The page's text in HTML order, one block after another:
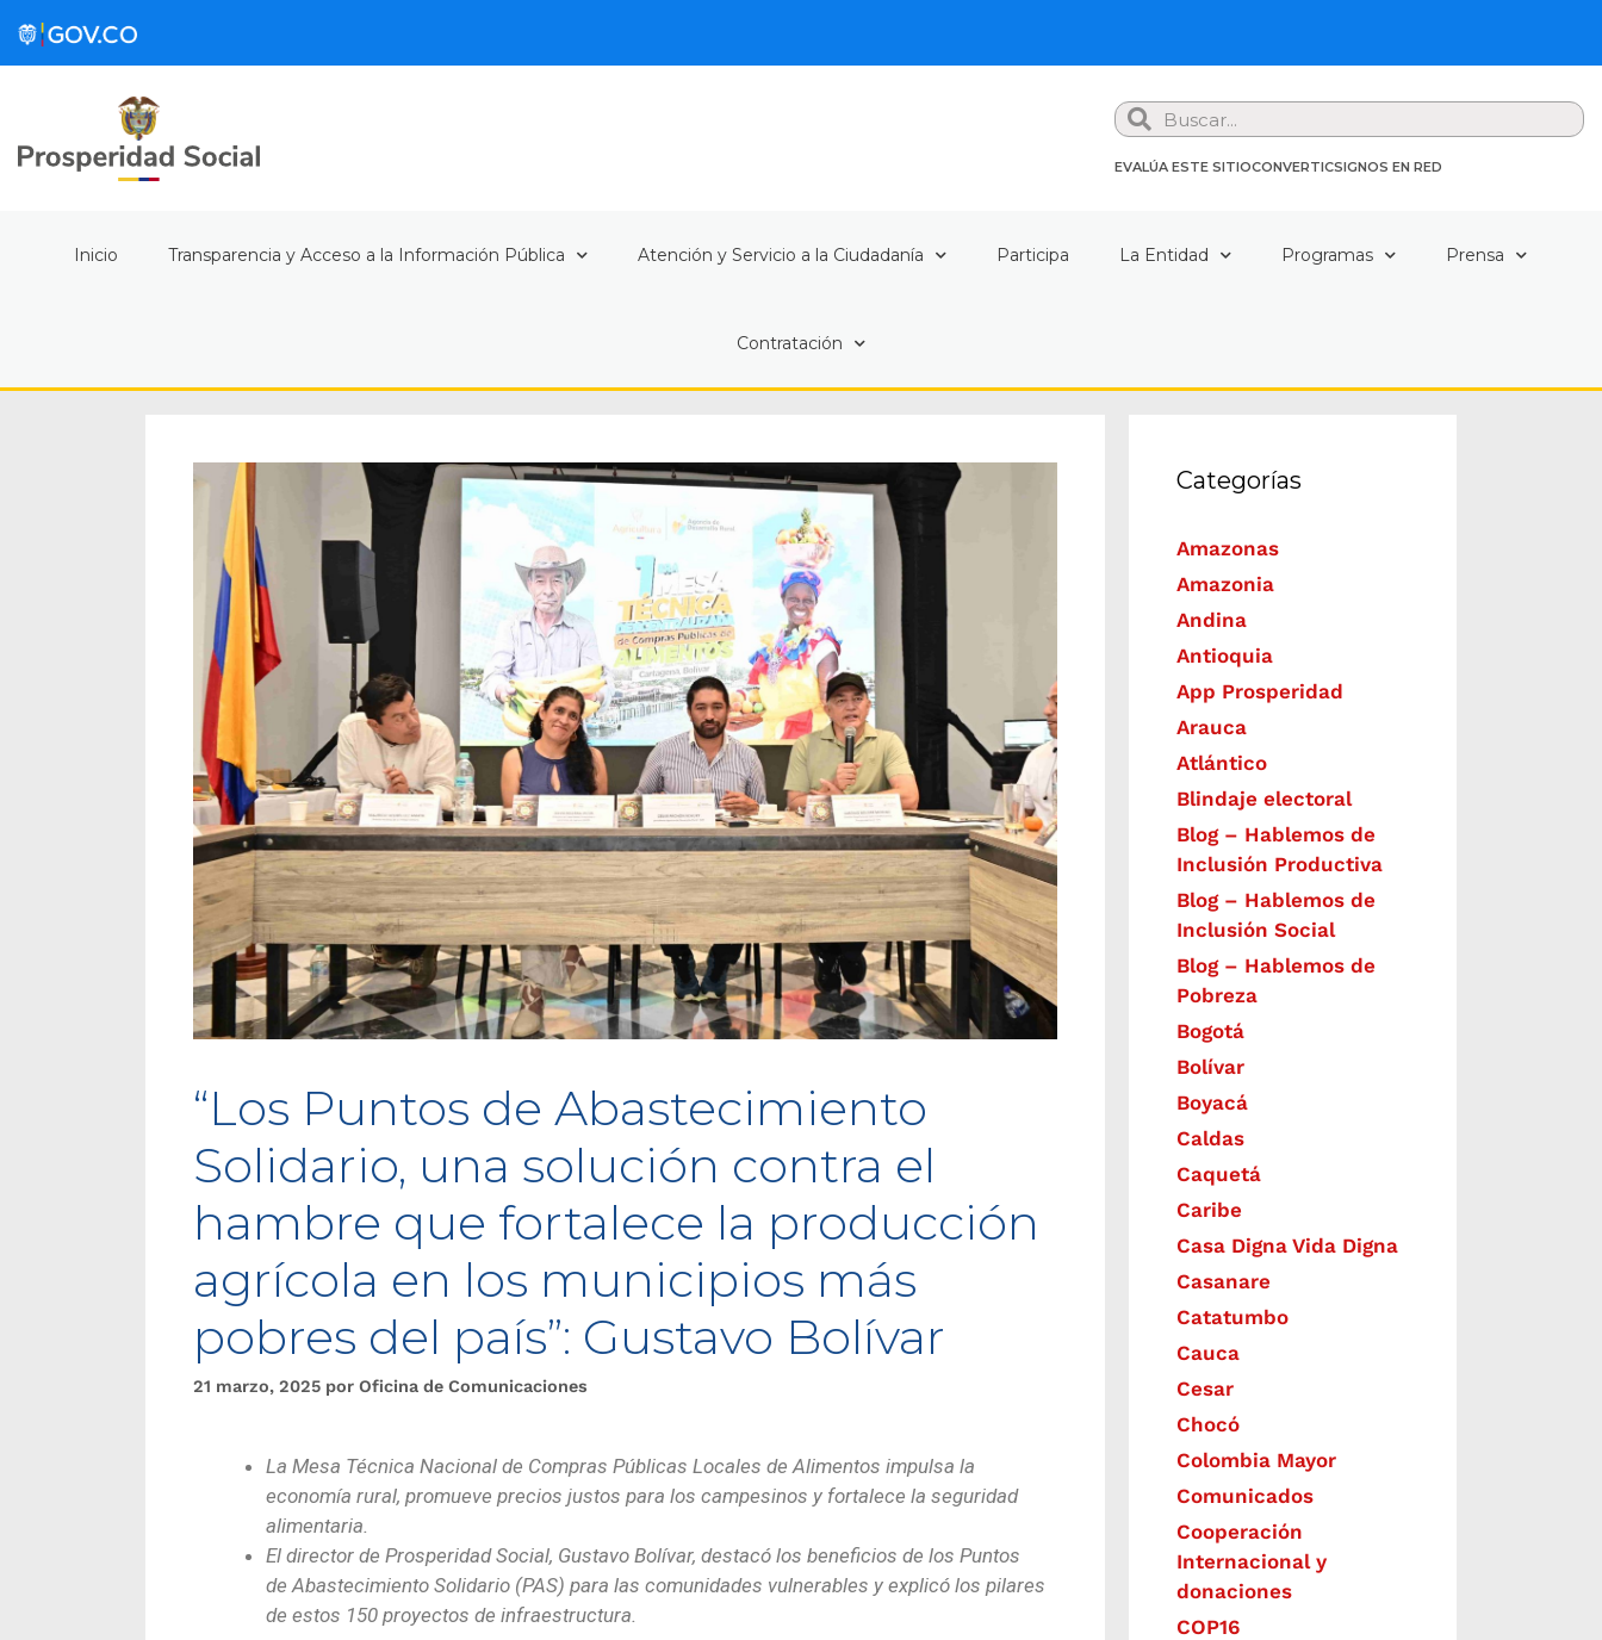
Search
EVALÚA ESTE SITIOCONVERTICSIGNOS EN RED
Inicio Transparencia y Acceso a la Información Pública Atención y Servicio a la Ciudadanía Participa La Entidad Programas Prensa
Contratación
“Los Puntos de Abastecimiento
Solidario, una solución contra el
hambre que fortalece la producción
agrícola en los municipios más
pobres del país”: Gustavo Bolívar
21 marzo, 2025 por Oficina de Comunicaciones
La Mesa Técnica Nacional de Compras Públicas Locales de Alimentos impulsa la
economía rural, promueve precios justos para los campesinos y fortalece la seguridad
alimentaria.
El director de Prosperidad Social, Gustavo Bolívar, destacó los beneficios de los Puntos
de Abastecimiento Solidario (PAS) para las comunidades vulnerables y explicó los pilares
de estos 150 proyectos de infraestructura.
Categorías
Amazonas
Amazonia
Andina
Antioquia
App Prosperidad
Arauca
Atlántico
Blindaje electoral
Blog – Hablemos de
Inclusión Productiva
Blog – Hablemos de
Inclusión Social
Blog – Hablemos de
Pobreza
Bogotá
Bolívar
Boyacá
Caldas
Caquetá
Caribe
Casa Digna Vida Digna
Casanare
Catatumbo
Cauca
Cesar
Chocó
Colombia Mayor
Comunicados
Cooperación
Internacional y
donaciones
COP16